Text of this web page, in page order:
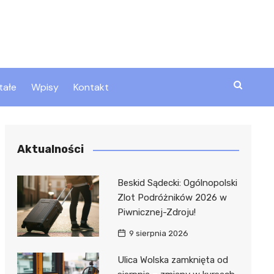
Wpisy Kontakt
Aktualności
Beskid Sądecki: Ogólnopolski
Zlot Podróżników 2026 w
Piwnicznej-Zdroju!
9 sierpnia 2026
Ulica Wolska zamknięta od